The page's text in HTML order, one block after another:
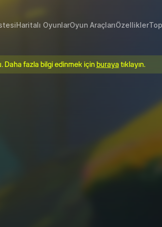
Haritalı OyunlarOyun AraçlarıÖzellikler
Daha fazla bilgi edinmek için buraya tıklayın.